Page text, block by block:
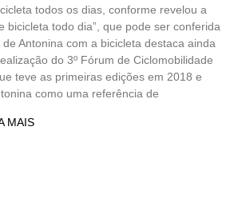
todos os dias, conforme revelou a
bicicleta todo dia”, que pode ser conferida
Antonina com a bicicleta destaca ainda
do 3º Fórum de Ciclomobilidade
teve as primeiras edições em 2018 e
como uma referência de
MAIS